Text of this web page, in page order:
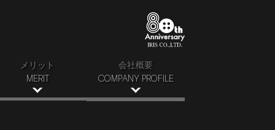
メリット
MERIT
会社概要
COMPANY PROFILE